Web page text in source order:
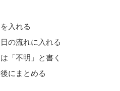
入れる
の流れに入れる
「不明」と書く
にまとめる